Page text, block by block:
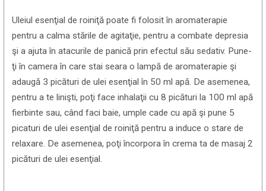
Uleiul esenţial de roiniţă poate fi folosit în aromaterapie
pentru a calma stările de agitaţie, pentru a combate depresia
şi a ajuta în atacurile de panică prin efectul său sedativ. Pune-
ţi în camera în care stai seara o lampă de aromaterapie şi
adaugă 3 picături de ulei esenţial în 50 ml apă. De asemenea,
pentru a te linişti, poţi face inhalaţii cu 8 picături la 100 ml apă
fierbinte sau, când faci baie, umple cade cu apă şi pune 5
picaturi de ulei esenţial de roiniţă pentru a induce o stare de
relaxare. De asemenea, poţi încorpora în crema ta de masaj 2
picături de ulei esenţial.